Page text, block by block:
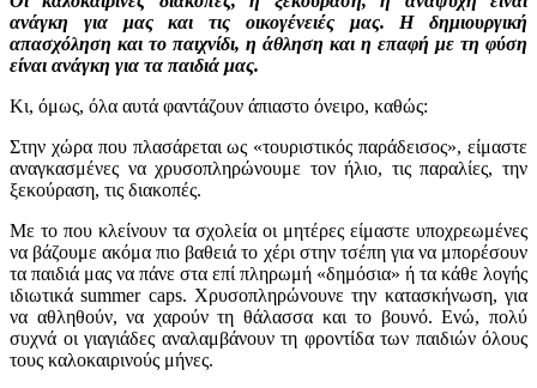
ανάγκη για μας και τις οικογένειές μας. Η δημιουργική
απασχόληση και το παιχνίδι, η άθληση και η επαφή με τη φύση
είναι ανάγκη για τα παιδιά μας.
Κι, όμως, όλα αυτά φαντάζουν άπιαστο όνειρο, καθώς:
Στην χώρα που πλασάρεται ως «τουριστικός παράδεισος», είμαστε
αναγκασμένες να χρυσοπληρώνουμε τον ήλιο, τις παραλίες, την
ξεκούραση, τις διακοπές.
Με το που κλείνουν τα σχολεία οι μητέρες είμαστε υποχρεωμένες
να βάζουμε ακόμα πιο βαθειά το χέρι στην τσέπη για να μπορέσουν
τα παιδιά μας να πάνε στα επί πληρωμή «δημόσια» ή τα κάθε λογής
ιδιωτικά summer caps. Χρυσοπληρώνουνε την κατασκήνωση, για
να αθληθούν, να χαρούν τη θάλασσα και το βουνό. Ενώ, πολύ
συχνά οι γιαγιάδες αναλαμβάνουν τη φροντίδα των παιδιών όλους
τους καλοκαιρινούς μήνες.